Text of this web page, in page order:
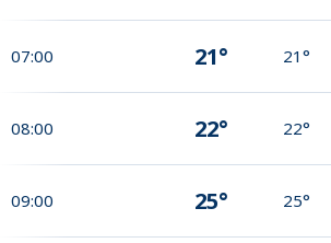
07:00 21° 21°
08:00 22° 22°
09:00 25° 25°